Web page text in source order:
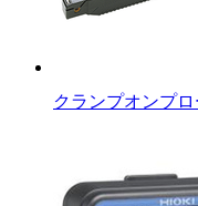
クランプオンプロ